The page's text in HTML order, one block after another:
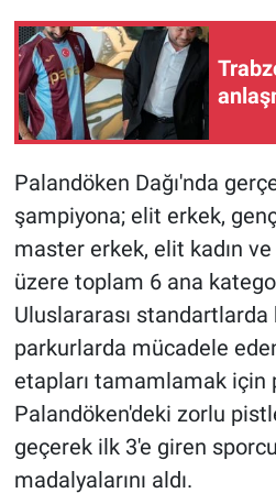
Palandöken Dağı'nda
şampiyona; elit erkek,
master erkek, elit kadın ve
üzere toplam 6 ana
Uluslararası standartlarda
parkurlarda mücadele
etapları tamamlamak için
Palandöken'deki zorlu
geçerek ilk 3'e giren
madalyalarını aldı.